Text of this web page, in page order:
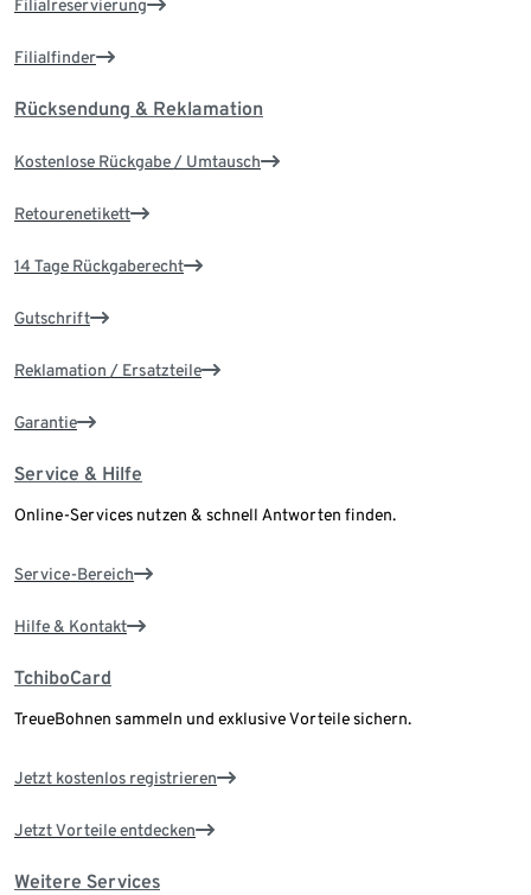
Filialreservierung
Filialfinder
Rücksendung & Reklamation
Kostenlose Rückgabe / Umtausch
Retourenetikett
14 Tage Rückgaberecht
Gutschrift
Reklamation / Ersatzteile
Garantie
Service & Hilfe
Online-Services nutzen & schnell Antworten finden.
Service-Bereich
Hilfe & Kontakt
TchiboCard
TreueBohnen sammeln und exklusive Vorteile sichern.
Jetzt kostenlos registrieren
Jetzt Vorteile entdecken
Weitere Services